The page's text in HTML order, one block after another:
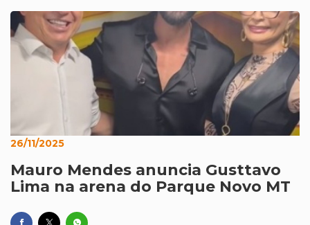
26/11/2025
Mauro Mendes anuncia Gusttavo
Lima na arena do Parque Novo MT